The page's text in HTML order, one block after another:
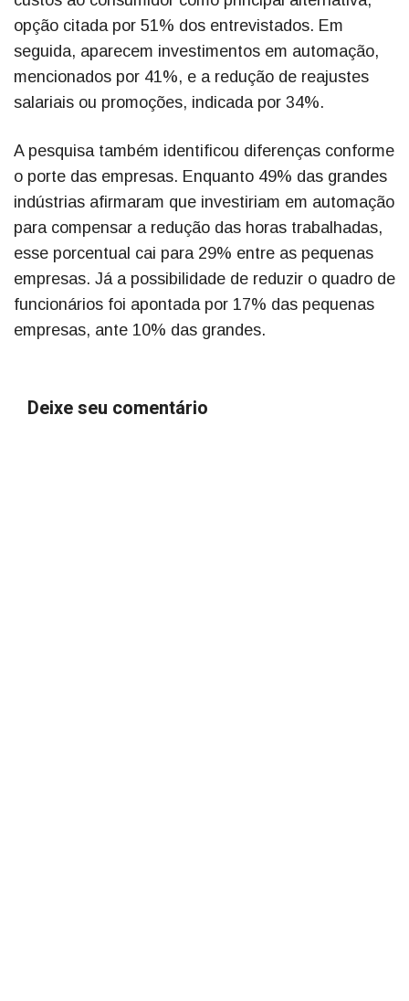
opção citada por 51% dos entrevistados. Em
seguida, aparecem investimentos em automação,
mencionados por 41%, e a redução de reajustes
salariais ou promoções, indicada por 34%.
A pesquisa também identificou diferenças conforme
o porte das empresas. Enquanto 49% das grandes
indústrias afirmaram que investiriam em automação
para compensar a redução das horas trabalhadas,
esse porcentual cai para 29% entre as pequenas
empresas. Já a possibilidade de reduzir o quadro de
funcionários foi apontada por 17% das pequenas
empresas, ante 10% das grandes.
Deixe seu comentário